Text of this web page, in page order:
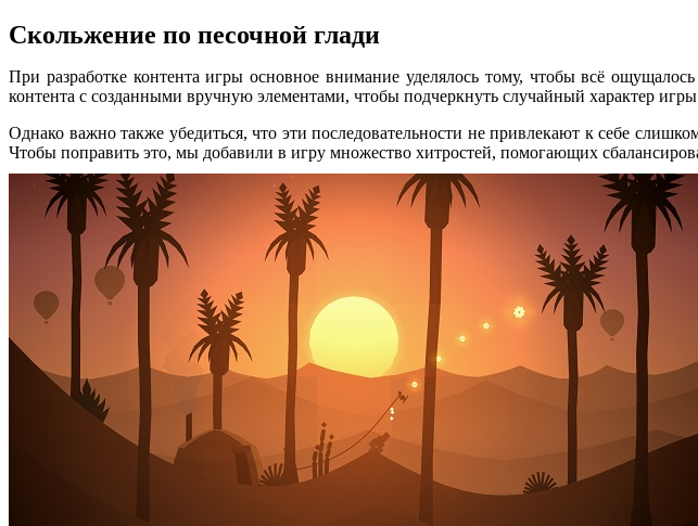
Скольжение по песочной глади
При разработке контента игры основное внимание уделялось тому, чтобы всё
контента с созданными вручную элементами, чтобы подчеркнуть случайный характер
Однако важно также убедиться, что эти последовательности не привлекают к себе
Чтобы поправить это, мы добавили в игру множество хитростей, помогающих